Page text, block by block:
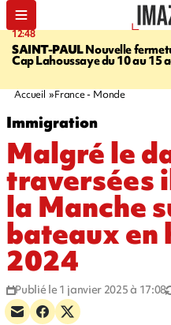
12:48
SAINT-PAULNouvelle
Cap Lahoussaye du 10 au 15
Accueil France - Monde
Immigration
Malgré le
traversées
la Manche
bateaux en
2024
Publié le 1 janvier 2025 à 17:08